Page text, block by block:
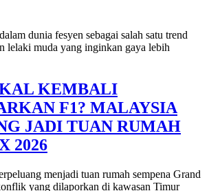
dunia fesyen sebagai salah satu trend
lelaki muda yang inginkan gaya lebih
KEMBALI
F1? MALAYSIA
JADI TUAN RUMAH
2026
menjadi tuan rumah sempena Grand
yang dilaporkan di kawasan Timur